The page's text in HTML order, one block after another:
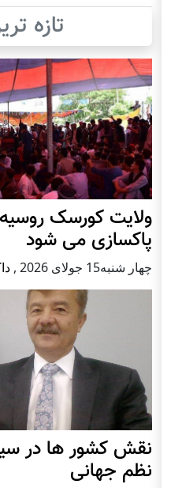
تازه
ولایت کورسک
پاکسازی می شود
چهار شنبه15 جولای 2026 ,
نقش کشور ها در
نظم جهانی